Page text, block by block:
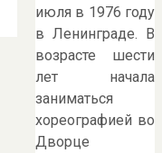
июля в 1976 году
в Ленинграде. В
возрасте шести
лет начала
заниматься
хореографией во
Дворце